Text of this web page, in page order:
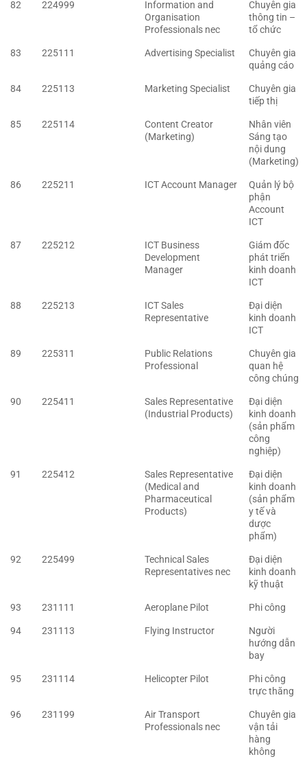
82 224999
Information and
Organisation
Professionals nec
Chuyên gia
thông tin –
tổ chức
83
225111 Advertising Specialist
Chuyên gia
quảng cáo
84
225113 Marketing Specialist
Chuyên gia
tiếp thị
85
225114
Content Creator
(Marketing)
Nhân viên
Sáng tạo
nội dung
(Marketing)
86
225211 ICT Account Manager
Quản lý bộ
phận
Account
ICT
87
225212
ICT Business
Development
Manager
Giám đốc
phát triển
kinh doanh
ICT
88
225213
ICT Sales
Representative
Đại diện
kinh doanh
ICT
89
225311
Public Relations
Professional
Chuyên gia
quan hệ
công chúng
90
225411
Sales Representative
(Industrial Products)
Đại diện
kinh doanh
(sản phẩm
công
nghiệp)
91
225412
Sales Representative
(Medical and
Pharmaceutical
Products)
Đại diện
kinh doanh
(sản phẩm
y tế và
dược
phẩm)
92
225499
Technical Sales
Representatives nec
Đại diện
kinh doanh
kỹ thuật
93
231111 Aeroplane Pilot
Phi công
94
231113 Flying Instructor
Người
hướng dẫn
bay
95
231114 Helicopter Pilot
Phi công
trực thăng
96
231199
Air Transport
Professionals nec
Chuyên gia
vận tải
hàng
không